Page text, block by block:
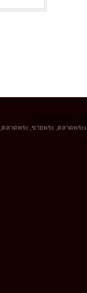
,ตลาดพระ ,ขายพระ ,ตลาดพระ